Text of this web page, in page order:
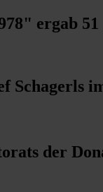
ergab
Schagerls
der